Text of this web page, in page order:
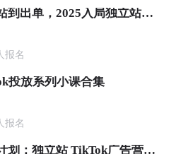
从建站到出单，2025入局独立站必修课
报名
投放系列小课合集
报名
飞跃计划：独立站 TikTok广告营销实战课